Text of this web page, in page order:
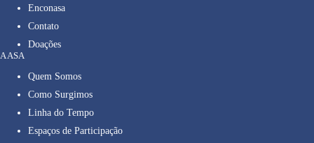
Enconasa
Contato
Doações
A ASA
Quem Somos
Como Surgimos
Linha do Tempo
Espaços de Participação